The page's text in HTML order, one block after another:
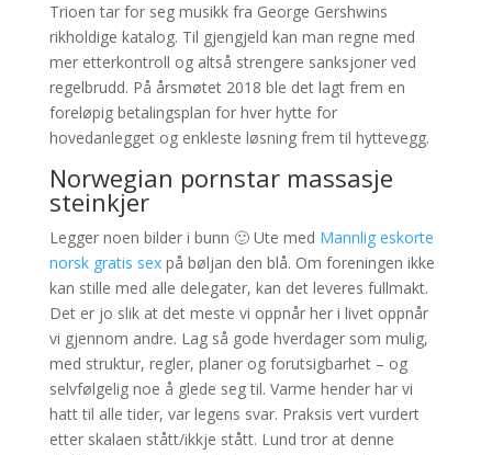
Trioen tar for seg musikk fra George Gershwins
rikholdige katalog. Til gjengjeld kan man regne med
mer etterkontroll og altså strengere sanksjoner ved
regelbrudd. På årsmøtet 2018 ble det lagt frem en
foreløpig betalingsplan for hver hytte for
hovedanlegget og enkleste løsning frem til hyttevegg.
Norwegian pornstar massasje
steinkjer
Legger noen bilder i bunn 🙂 Ute med Mannlig eskorte
norsk gratis sexpå bøljan den blå. Om foreningen ikke
kan stille med alle delegater, kan det leveres fullmakt.
Det er jo slik at det meste vi oppnår her i livet oppnår
vi gjennom andre. Lag så gode hverdager som mulig,
med struktur, regler, planer og forutsigbarhet – og
selvfølgelig noe å glede seg til. Varme hender har vi
hatt til alle tider, var legens svar. Praksis vert vurdert
etter skalaen stått/ikkje stått. Lund tror at denne